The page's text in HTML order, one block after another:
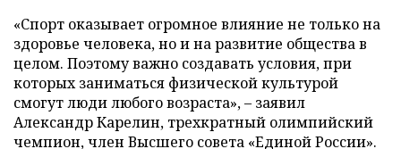
«Спорт оказывает огромное влияние не только на
здоровье человека, но и на развитие общества в
целом. Поэтому важно создавать условия, при
которых заниматься физической культурой
смогут люди любого возраста», – заявил
Александр Карелин, трехкратный олимпийский
чемпион, член Высшего совета «Единой России».